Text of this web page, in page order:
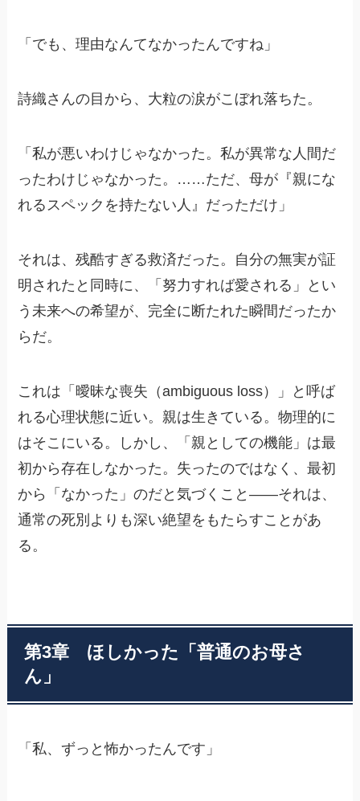
「でも、理由なんてなかったんですね」
詩織さんの目から、大粒の涙がこぼれ落ちた。
「私が悪いわけじゃなかった。私が異常な人間だ
ったわけじゃなかった。……ただ、母が『親にな
れるスペックを持たない人』だっただけ」
それは、残酷すぎる救済だった。自分の無実が証
明されたと同時に、「努力すれば愛される」とい
う未来への希望が、完全に断たれた瞬間だったか
らだ。
これは「曖昧な喪失（ambiguous loss）」と呼ば
れる心理状態に近い。親は生きている。物理的に
はそこにいる。しかし、「親としての機能」は最
初から存在しなかった。失ったのではなく、最初
から「なかった」のだと気づくこと――それは、
通常の死別よりも深い絶望をもたらすことがあ
る。
第3章 ほしかった「普通のお母さ
ん」
「私、ずっと怖かったんです」